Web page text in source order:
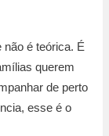
não é teórica. É
querem
de perto
esse é o